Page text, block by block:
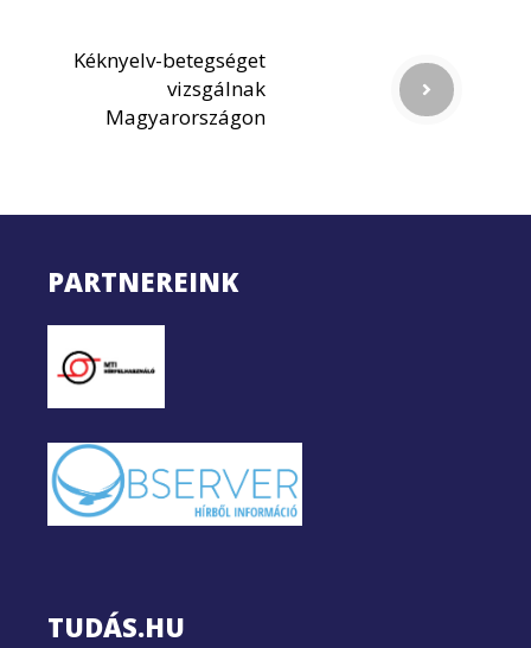
Kéknyelv-betegséget
vizsgálnak
Magyarországon
PARTNEREINK
TUDÁS.HU